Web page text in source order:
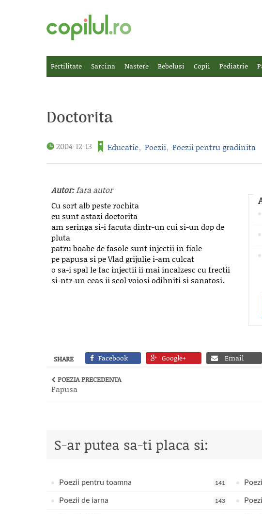
Fertilitate Sarcina Nastere Bebelusi Copii Pediatrie
Doctorita
2004-12-13 Educatie, Poezii, Poezii pentru gradinita
Autor:fara autor
Cu sort alb peste rochita
eu sunt astazi doctorita
am seringa si-i facuta dintr-un cui si-un dop de
pluta
patru boabe de fasole sunt injectii in fiole
pe papusa si pe Vlad grijulie i-am culcat
o sa-i spal le fac injectii ii mai incalzesc cu frectii
si-ntr-un ceas ii scol voiosi odihniti si sanatosi.
SHARE Facebook Google+ Email
POEZIA PRECEDENTA
Papusa
S-ar putea sa-ti placa si:
Poezii pentru toamna 141
Poezii de iarna 143